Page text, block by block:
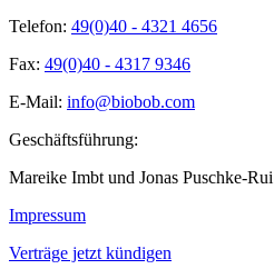
Telefon: 49(0)40 - 4321 4656
Fax: 49(0)40 - 4317 9346
E-Mail: info@biobob.com
Geschäftsführung:
Mareike Imbt und Jonas Puschke-Rui
Impressum
Verträge jetzt kündigen